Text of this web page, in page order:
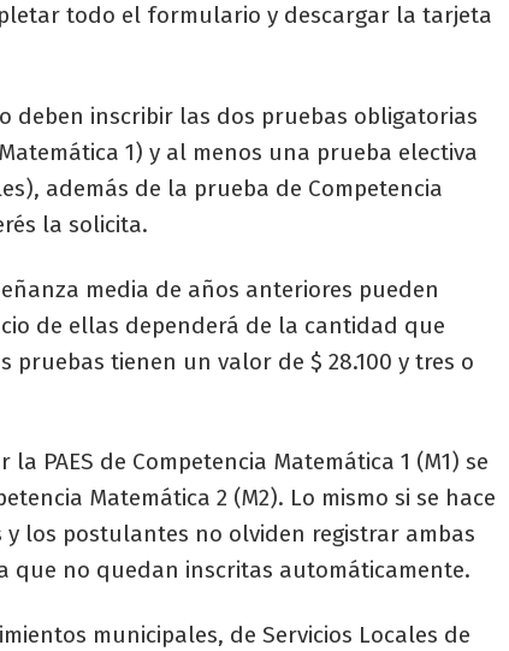
todo el formulario y descargar la tarjeta
deben inscribir las dos pruebas obligatorias
1) y al menos una prueba electiva
además de la prueba de Competencia
la solicita.
media de años anteriores pueden
de ellas dependerá de la cantidad que
pruebas tienen un valor de $ 28.100 y tres o
PAES de Competencia Matemática 1 (M1) se
Matemática 2 (M2). Lo mismo si se hace
los postulantes no olviden registrar ambas
que no quedan inscritas automáticamente.
municipales, de Servicios Locales de